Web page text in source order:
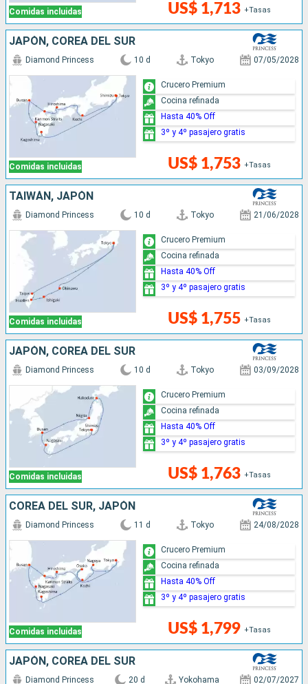
Comidas incluidas US$ 1,713 +Tasas
JAPÓN, COREA DEL SUR
Comidas incluidas
Diamond Princess 10 d Tokyo 07/05/2028
US$ 1,753 +Tasas
Crucero Premium
Cocina refinada
Hasta 40% Off
3º y 4º pasajero gratis
TAIWÁN, JAPÓN
Comidas incluidas
Diamond Princess 10 d Tokyo 21/06/2028
US$ 1,755 +Tasas
Crucero Premium
Cocina refinada
Hasta 40% Off
3º y 4º pasajero gratis
JAPÓN, COREA DEL SUR
Comidas incluidas
Diamond Princess 10 d Tokyo 03/09/2028
US$ 1,763 +Tasas
Crucero Premium
Cocina refinada
Hasta 40% Off
3º y 4º pasajero gratis
COREA DEL SUR, JAPÓN
Comidas incluidas
Diamond Princess 11 d Tokyo 24/08/2028
US$ 1,799 +Tasas
Crucero Premium
Cocina refinada
Hasta 40% Off
3º y 4º pasajero gratis
JAPÓN, COREA DEL SUR
Diamond Princess 20 d Yokohama 02/07/2027